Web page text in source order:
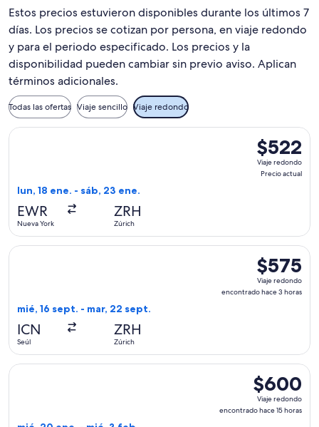
Estos precios estuvieron disponibles durante los últimos 7
días. Los precios se cotizan por persona, en viaje redondo
y para el periodo especificado. Los precios y la
disponibilidad pueden cambiar sin previo aviso. Aplican
términos adicionales.
Todas las ofertas Viaje sencillo Viaje redondo
$522
Viaje
redondo,
$522
Viaje redondo
Precio actual
lun, 18 ene. - sáb, 23 ene.
EWR
Nueva York
ZRH
Zúrich
Seleccionar vuelo de Icelandair, con salida el lun, 18 ene.
$575
Viaje
redondo,
$575
Viaje redondo
encontrado hace 3 horas
mié, 16 sept. - mar, 22 sept.
ICN
Seúl
ZRH
Zúrich
Seleccionar vuelo de China Eastern Airlines, con salida el
$600
Viaje
redondo,
$600
Viaje redondo
encontrado hace 15 horas
Seleccionar vuelo de American Airlines, con salida el mié,